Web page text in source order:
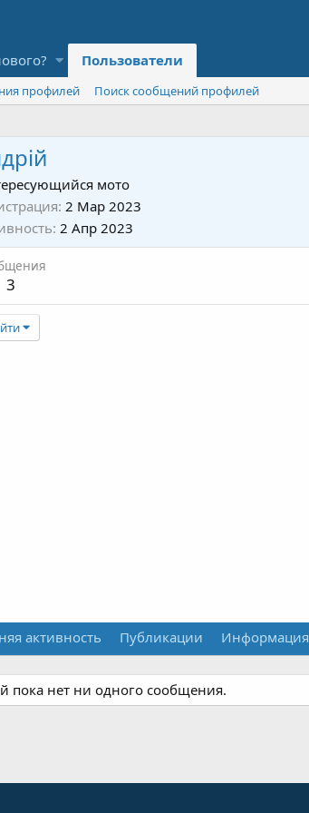
Пользователи
профилей
Поиск сообщений профилей
мото
2 Мар 2023
2 Апр 2023
3
активность Публикации Информация
пока нет ни одного сообщения.